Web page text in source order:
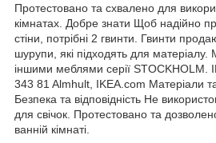
Протестовано та схвалено для
кімнатах. Добре знати Щоб надійно
стіни, потрібні 2 гвинти. Гвинти
шурупи, які підходять для
іншими меблями серії STOCKHOLM.
343 81 Almhult, IKEA.com Матеріали
Безпека та відповідність Не
для свічок. Протестовано та
ванній кімнаті.